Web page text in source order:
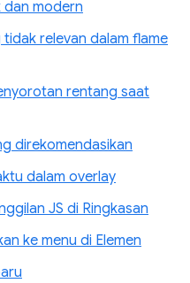
dan modern
relevan dalam flame
rentang saat
direkomendasikan
dalam overlay
JS di Ringkasan
ke menu di Elemen